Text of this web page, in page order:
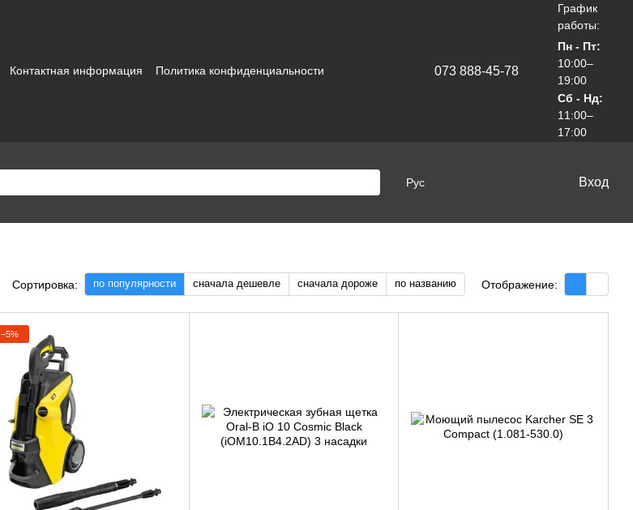
Контактная информация
Политика конфиденциальности
073 888-45-78
График
работы:
Пн - Пт:
10:00–
19:00
Сб - Нд:
11:00–
17:00
Рус Вход
Сортировка: по популярности сначала дешевле сначала дороже по названию Отображение:
−5%